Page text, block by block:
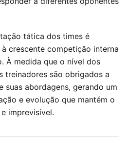
tática dos times é
crescente competição interna
À medida que o nível dos
treinadores são obrigados a
suas abordagens, gerando um
e evolução que mantém o
imprevisível.